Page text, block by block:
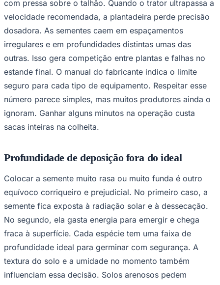
Sul-Americana
Copa América
Premier League
La Liga
Bundesliga
Mundial 2026
Times - Ir direto
com pressa sobre o talhão. Quando o trator ultrapassa a
velocidade recomendada, a plantadeira perde precisão
dosadora. As sementes caem em espaçamentos
irregulares e em profundidades distintas umas das
outras. Isso gera competição entre plantas e falhas no
estande final. O manual do fabricante indica o limite
seguro para cada tipo de equipamento. Respeitar esse
número parece simples, mas muitos produtores ainda o
ignoram. Ganhar alguns minutos na operação custa
sacas inteiras na colheita.
Profundidade de deposição fora do ideal
Colocar a semente muito rasa ou muito funda é outro
equívoco corriqueiro e prejudicial. No primeiro caso, a
semente fica exposta à radiação solar e à dessecação.
No segundo, ela gasta energia para emergir e chega
fraca à superfície. Cada espécie tem uma faixa de
profundidade ideal para germinar com segurança. A
textura do solo e a umidade no momento também
influenciam essa decisão. Solos arenosos pedem